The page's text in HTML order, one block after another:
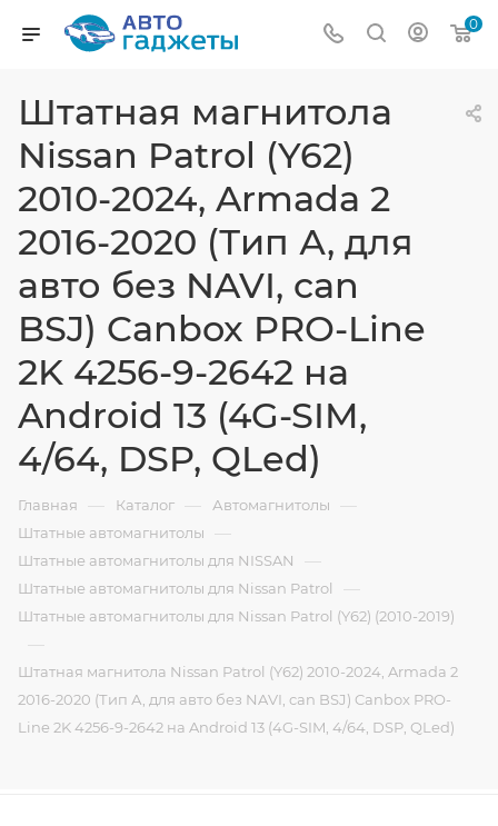
0
Штатная магнитола
Nissan Patrol (Y62)
2010-2024, Armada 2
2016-2020 (Тип А, для
авто без NAVI, can
BSJ) Canbox PRO-Line
2K 4256-9-2642 на
Android 13 (4G-SIM,
4/64, DSP, QLed)
Главная — Каталог — Автомагнитолы —
Штатные автомагнитолы —
Штатные автомагнитолы для NISSAN —
Штатные автомагнитолы для Nissan Patrol —
Штатные автомагнитолы для Nissan Patrol (Y62) (2010-2019)
—
Штатная магнитола Nissan Patrol (Y62) 2010-2024, Armada 2
2016-2020 (Тип А, для авто без NAVI, can BSJ) Canbox PRO-
Line 2K 4256-9-2642 на Android 13 (4G-SIM, 4/64, DSP, QLed)